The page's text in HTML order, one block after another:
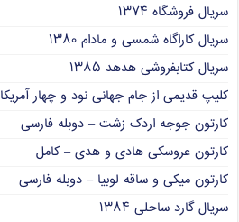
سریال فروشگاه ۱۳۷۴
سریال کاراگاه شمسی و مادام ۱۳۸۰
سریال کتابفروشی هدهد ۱۳۸۵
کلیپ قدیمی از جام جهانی نود و چهار آمریکا
کارتون جوجه اردک زشت – دوبله فارسی
کارتون عروسکی هادی و هدی – کامل
کارتون میکی و ساقه لوبیا – دوبله فارسی
سریال گارد ساحلی ۱۳۸۴